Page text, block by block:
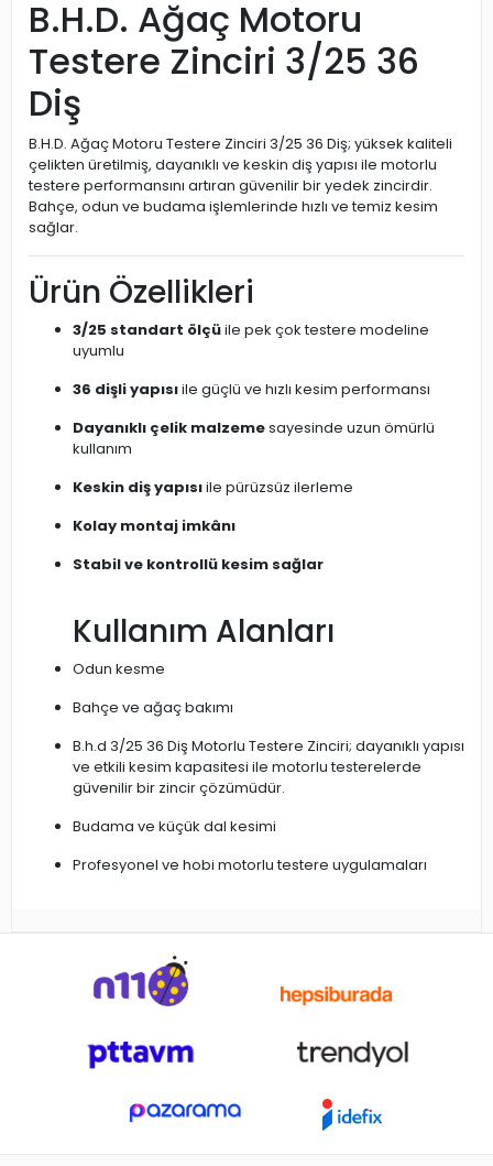
B.H.D. Ağaç Motoru
Testere Zinciri 3/25 36
Diş
B.H.D. Ağaç Motoru Testere Zinciri 3/25 36 Diş; yüksek kaliteli
çelikten üretilmiş, dayanıklı ve keskin diş yapısı ile motorlu
testere performansını artıran güvenilir bir yedek zincirdir.
Bahçe, odun ve budama işlemlerinde hızlı ve temiz kesim
sağlar.
Ürün Özellikleri
3/25 standart ölçüile pek çok testere modeline
uyumlu
36 dişli yapısıile güçlü ve hızlı kesim performansı
Dayanıklı çelik malzemesayesinde uzun ömürlü
kullanım
Keskin diş yapısıile pürüzsüz ilerleme
Kolay montaj imkânı
Stabil ve kontrollü kesim sağlar
Kullanım Alanları
Odun kesme
Bahçe ve ağaç bakımı
B.h.d 3/25 36 Diş Motorlu Testere Zinciri; dayanıklı yapısı
ve etkili kesim kapasitesi ile motorlu testerelerde
güvenilir bir zincir çözümüdür.
Budama ve küçük dal kesimi
Profesyonel ve hobi motorlu testere uygulamaları